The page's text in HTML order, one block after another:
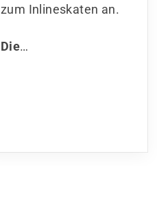
zum Inlineskaten an.
Die…